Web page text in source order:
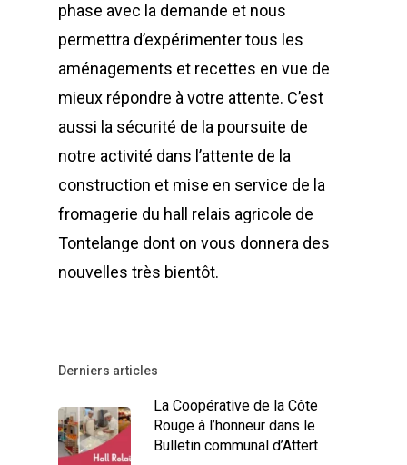
phase avec la demande et nous
permettra d’expérimenter tous les
aménagements et recettes en vue de
mieux répondre à votre attente. C’est
aussi la sécurité de la poursuite de
notre activité dans l’attente de la
construction et mise en service de la
fromagerie du hall relais agricole de
Tontelange dont on vous donnera des
nouvelles très bientôt.
Derniers articles
La Coopérative de la Côte
Rouge à l’honneur dans le
Bulletin communal d’Attert